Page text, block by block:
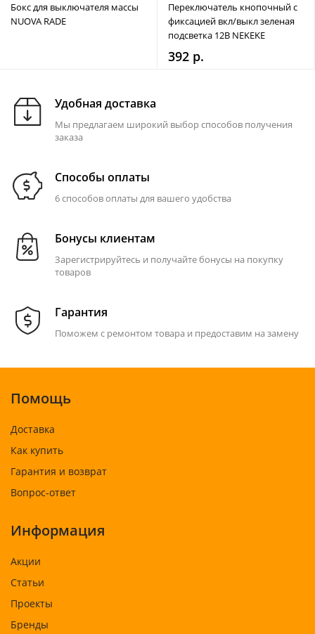
Бокс для выключателя массы
NUOVA RADE
Переключатель кнопочный с
фиксацией вкл/выкл зеленая
подсветка 12В NEKEKE
392 р.
Удобная доставка
Мы предлагаем широкий выбор способов получения
заказа
Способы оплаты
6 способов оплаты для вашего удобства
Бонусы клиентам
Зарегистрируйтесь и получайте бонусы на покупку
товаров
Гарантия
Поможем с ремонтом товара и предоставим на замену
Помощь
Доставка
Как купить
Гарантия и возврат
Вопрос-ответ
Информация
Акции
Статьи
Проекты
Бренды